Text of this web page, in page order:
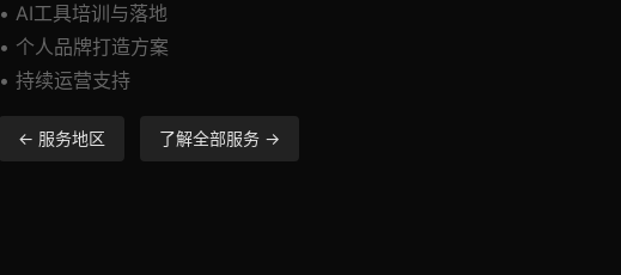
• AI工具培训与落地
• 个人品牌打造方案
• 持续运营支持
← 服务地区 了解全部服务 →